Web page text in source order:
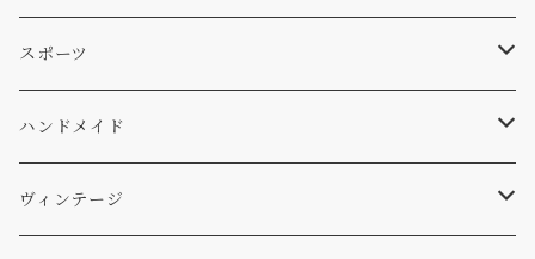
ステッカー
バッグ
パンツ
スキー
DOGS
WEAR
Four My Self
Ten
アメリカ軍払い下げ
マット、シート
エアフレッシュナー
小物
ファニチャー
キッチン
スリーピング
スポーツ
サーフ
スキー
ハンドメイド
ステッカー
ヴィンテージ